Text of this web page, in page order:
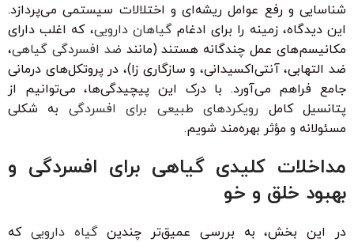
شناسایی و رفع عوامل ریشه‌ای و اختلالات سیستمی می‌پردازد.
این دیدگاه، زمینه را برای ادغامگیاهان دارویی، که اغلب دارای
مکانیسم‌های عمل چندگانه هستند (مانند ضد افسردگی گیاهی،
ضد التهابی، آنتی‌اکسیدانی، و سازگاری زا)، در پروتکل‌های درمانی
جامع فراهم می‌آورد. با درک این پیچیدگی‌ها، می‌توانیم از
پتانسیل کامل رویکردهای طبیعی برای افسردگی به شکلی
مسئولانه و مؤثر بهره‌مند شویم.
مداخلات کلیدی گیاهی برای افسردگی و
بهبود خلق و خو
در این بخش، به بررسی عمیق‌تر چندینگیاه دارویی که